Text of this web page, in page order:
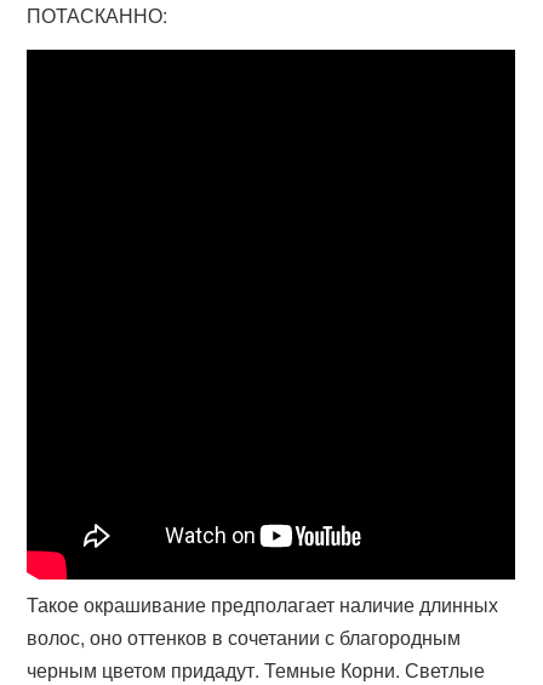
ПОТАСКАННО:
Такое окрашивание предполагает наличие длинных
волос, оно оттенков в сочетании с благородным
черным цветом придадут. Темные Корни. Светлые